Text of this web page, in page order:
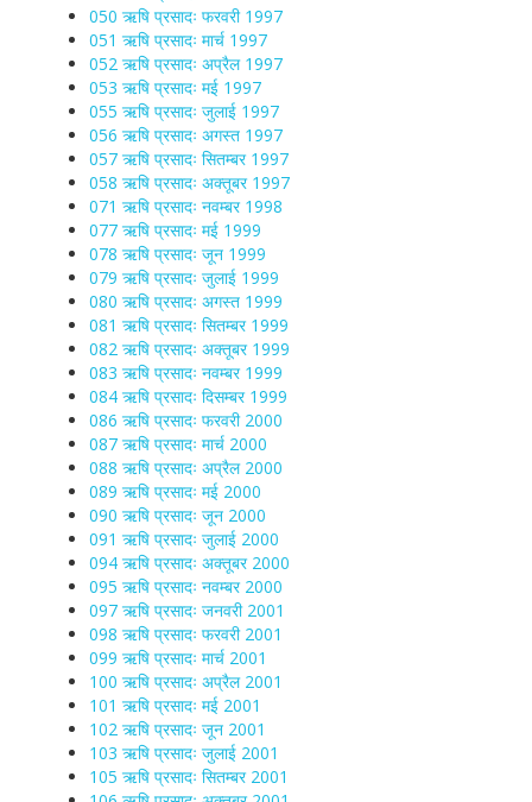
050 ऋषि प्रसादः फरवरी 1997
051 ऋषि प्रसादः मार्च 1997
052 ऋषि प्रसादः अप्रैल 1997
053 ऋषि प्रसादः मई 1997
055 ऋषि प्रसादः जुलाई 1997
056 ऋषि प्रसादः अगस्त 1997
057 ऋषि प्रसादः सितम्बर 1997
058 ऋषि प्रसादः अक्तूबर 1997
071 ऋषि प्रसादः नवम्बर 1998
077 ऋषि प्रसादः मई 1999
078 ऋषि प्रसादः जून 1999
079 ऋषि प्रसादः जुलाई 1999
080 ऋषि प्रसादः अगस्त 1999
081 ऋषि प्रसादः सितम्बर 1999
082 ऋषि प्रसादः अक्तूबर 1999
083 ऋषि प्रसादः नवम्बर 1999
084 ऋषि प्रसादः दिसम्बर 1999
086 ऋषि प्रसादः फरवरी 2000
087 ऋषि प्रसादः मार्च 2000
088 ऋषि प्रसादः अप्रैल 2000
089 ऋषि प्रसादः मई 2000
090 ऋषि प्रसादः जून 2000
091 ऋषि प्रसादः जुलाई 2000
094 ऋषि प्रसादः अक्तूबर 2000
095 ऋषि प्रसादः नवम्बर 2000
097 ऋषि प्रसादः जनवरी 2001
098 ऋषि प्रसादः फरवरी 2001
099 ऋषि प्रसादः मार्च 2001
100 ऋषि प्रसादः अप्रैल 2001
101 ऋषि प्रसादः मई 2001
102 ऋषि प्रसादः जून 2001
103 ऋषि प्रसादः जुलाई 2001
105 ऋषि प्रसादः सितम्बर 2001